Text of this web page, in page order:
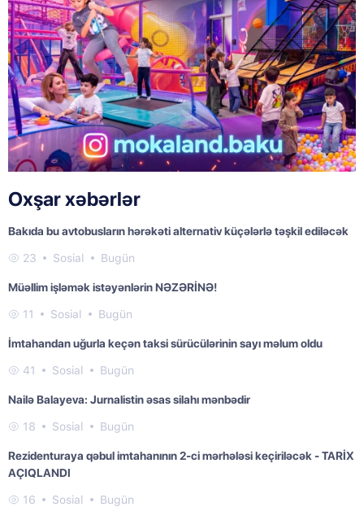
Oxşar xəbərlər
Bakıda bu avtobusların hərəkəti alternativ küçələrlə təşkil ediləcək
23 Sosial Bugün
Müəllim işləmək istəyənlərin NƏZƏRİNƏ!
11 Sosial Bugün
İmtahandan uğurla keçən taksi sürücülərinin sayı məlum oldu
41 Sosial Bugün
Nailə Balayeva: Jurnalistin əsas silahı mənbədir
18 Sosial Bugün
Rezidenturaya qəbul imtahanının 2-ci mərhələsi keçiriləcək - TARİX
AÇIQLANDI
16 Sosial Bugün